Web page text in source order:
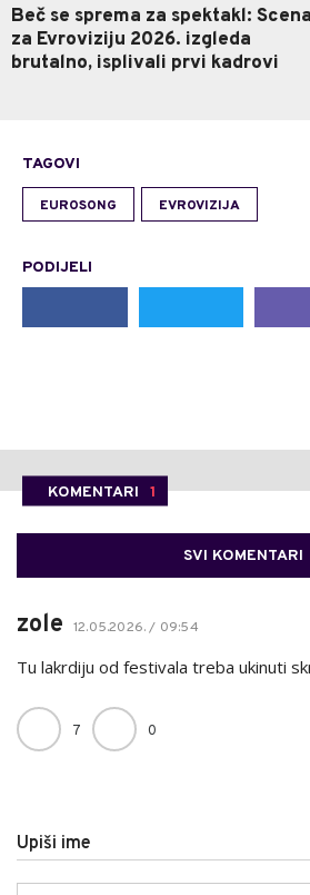
Beč se sprema za spektakl: Scena
za Evroviziju 2026. izgleda
brutalno, isplivali prvi kadrovi
TAGOVI
EUROSONG EVROVIZIJA
PODIJELI
KOMENTARI 1
SVI KOMENTARI
zole 12.05.2026. / 09:54
Tu lakrdiju od festivala treba ukinuti
7 0
Upiši ime